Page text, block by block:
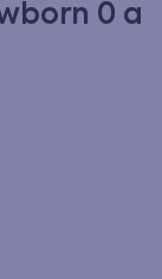
0 a